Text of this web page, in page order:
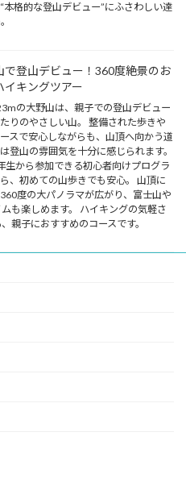
本格的な登山デビュー”にふさわしい達
で登山デビュー！360度絶景のお
イキングツアー
の大野山は、親子での登山デビュー
りのやさしい山。 整備された歩きや
スで安心しながらも、山頂へ向かう道
登山の雰囲気を十分に感じられます。
生から参加できる初心者向けプログラ
、初めての山歩きでも安心。 山頂に
度の大パノラマが広がり、富士山や
も楽しめます。 ハイキングの気軽さ
親子におすすめのコースです。